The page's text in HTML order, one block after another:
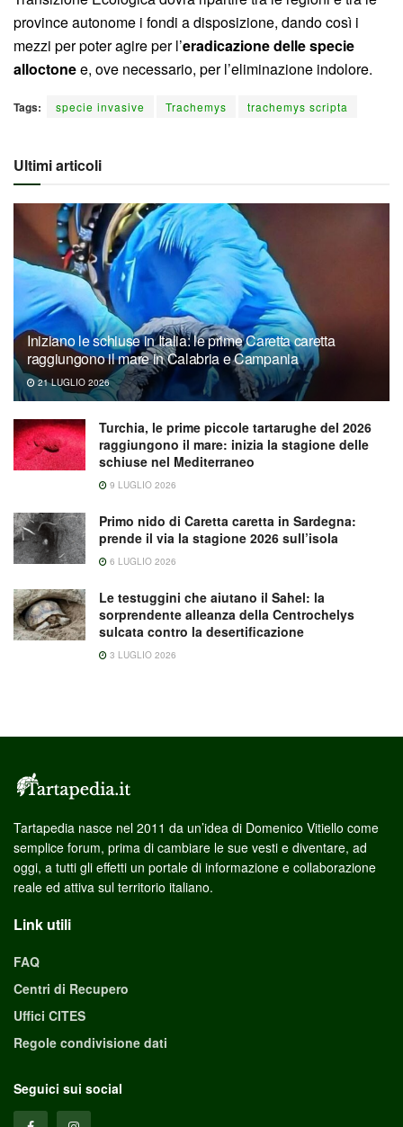
province autonome i fondi a disposizione, dando così i
mezzi per poter agire per l’eradicazione delle specie
alloctonee, ove necessario, per l’eliminazione indolore.
Tags: specie invasive Trachemys trachemys scripta
Ultimi articoli
Iniziano le schiuse in Italia: le prime Caretta caretta
raggiungono il mare in Calabria e Campania
21 LUGLIO 2026
Turchia, le prime piccole tartarughe del 2026
raggiungono il mare: inizia la stagione delle
schiuse nel Mediterraneo
9 LUGLIO 2026
Primo nido di Caretta caretta in Sardegna:
prende il via la stagione 2026 sull’isola
6 LUGLIO 2026
Le testuggini che aiutano il Sahel: la
sorprendente alleanza della Centrochelys
sulcata contro la desertificazione
3 LUGLIO 2026
Tartapedia nasce nel 2011 da un’idea di Domenico Vitiello come
semplice forum, prima di cambiare le sue vesti e diventare, ad
oggi, a tutti gli effetti un portale di informazione e collaborazione
reale ed attiva sul territorio italiano.
Link utili
FAQ
Centri di Recupero
Uffici CITES
Regole condivisione dati
Seguici sui social